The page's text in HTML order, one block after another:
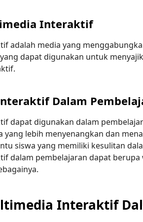
Interaktif
adalah media yang
dapat digunakan untuk
Dalam
dapat digunakan dalam
yang lebih menyenangkan dan
siswa yang memiliki kesulitan
dalam pembelajaran dapat berupa
Interaktif